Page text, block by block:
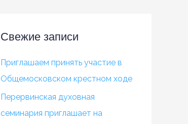
Свежие записи
Приглашаем принять участие в
Общемосковском крестном ходе
Перервинская духовная
семинария приглашает на